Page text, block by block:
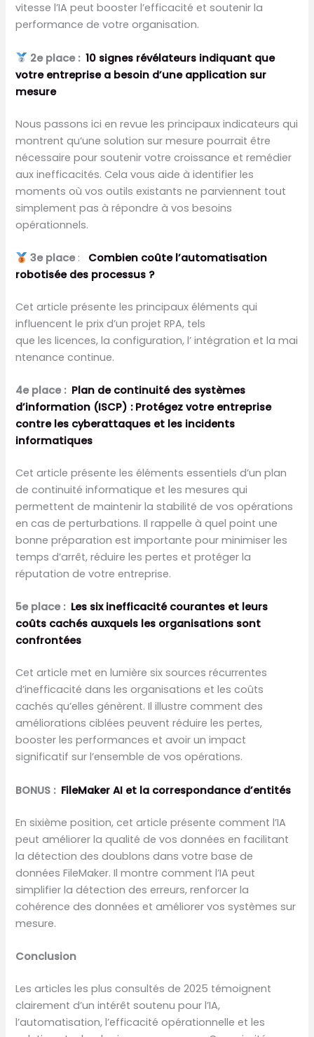
vitesse l’IA peut booster l’efficacité et soutenir la
performance de votre organisation.
2e place :10 signes révélateurs indiquant que
votre entreprise a besoin d’une application sur
mesure
Nous passons ici en revue les principaux indicateurs qui
montrent qu’une solution sur mesure pourrait être
nécessaire pour soutenir votre croissance et remédier
aux inefficacités. Cela vous aide à identifier les
moments où vos outils existants ne parviennent tout
simplement pas à répondre à vos besoins
opérationnels.
3e place:
Combien coûte l’automatisation
robotisée des processus ?
Cet article présente les principaux éléments qui
influencent le prix d’un projet RPA, tels
que les licences, la configuration, l’ intégration et la mai
ntenance continue.
4e place : Plan de continuité des systèmes
d’information (ISCP) : Protégez votre entreprise
contre les cyberattaques et les incidents
informatiques
Cet article présente les éléments essentiels d’un plan
de continuité informatique et les mesures qui
permettent de maintenir la stabilité de vos opérations
en cas de perturbations. Il rappelle à quel point une
bonne préparation est importante pour minimiser les
temps d’arrêt, réduire les pertes et protéger la
réputation de votre entreprise.
5e place : Les six inefficacité courantes et leurs
coûts cachés auxquels les organisations sont
confrontées
Cet article met en lumière six sources récurrentes
d’inefficacité dans les organisations et les coûts
cachés qu’elles génèrent. Il illustre comment des
améliorations ciblées peuvent réduire les pertes,
booster les performances et avoir un impact
significatif sur l’ensemble de vos opérations.
BONUS : FileMaker AI et la correspondance d’entités
En sixième position, cet article présente comment l’IA
peut améliorer la qualité de vos données en facilitant
la détection des doublons dans votre base de
données FileMaker. Il montre comment l’IA peut
simplifier la détection des erreurs, renforcer la
cohérence des données et améliorer vos systèmes sur
mesure.
Conclusion
Les articles les plus consultés de 2025 témoignent
clairement d’un intérêt soutenu pour l’IA,
l’automatisation, l’efficacité opérationnelle et les